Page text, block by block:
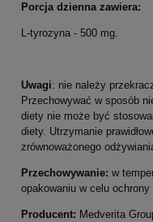
Porcja dzienna zawiera:
L-tyrozyna - 500 mg.
Uwagi: nie należy
Przechowywać w sposób
diety nie może być
diety. Utrzymanie
zrównoważonego
Przechowywanie: w
opakowaniu w celu
Producent: Medverita